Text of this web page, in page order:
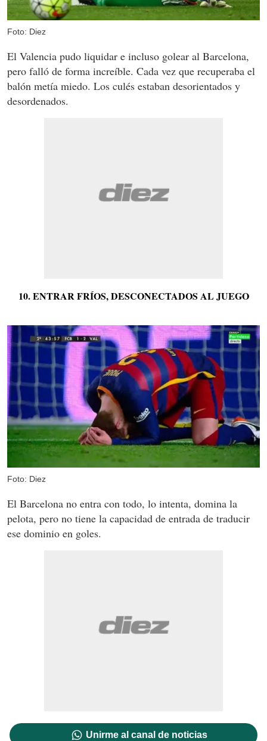
Foto: Diez
El Valencia pudo liquidar e incluso golear al Barcelona,
pero falló de forma increíble. Cada vez que recuperaba el
balón metía miedo. Los culés estaban desorientados y
desordenados.
10. ENTRAR FRÍOS, DESCONECTADOS AL JUEGO
Foto: Diez
El Barcelona no entra con todo, lo intenta, domina la
pelota, pero no tiene la capacidad de entrada de traducir
ese dominio en goles.
Unirme al canal de noticias